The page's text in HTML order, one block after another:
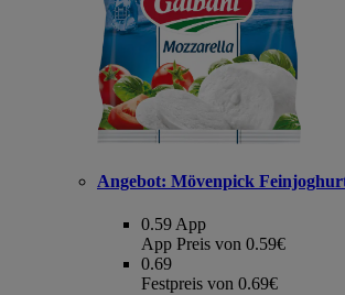
Angebot: Mövenpick
0.59 App
App Preis von 0.59€
0.69
Festpreis von 0.69€